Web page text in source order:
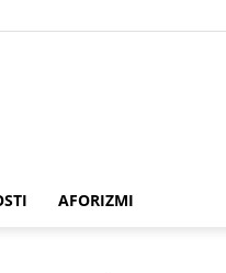
AFORIZMI